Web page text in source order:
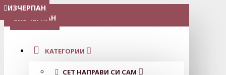
МЕНЮ
КАТЕГОРИИ
СЕТ НАПРАВИ СИ САМ
ИЗЧЕРПАН
ИЗЧЕРПАН
ИЗЧЕРПАН
ИЗЧЕРПАН
ИЗЧЕРПАН
ИЗЧЕРПАН
ИЗЧЕРПАН
ИЗЧЕРПАН
ИЗЧЕРПАН
ИЗЧЕРПАН
ИЗЧЕРПАН